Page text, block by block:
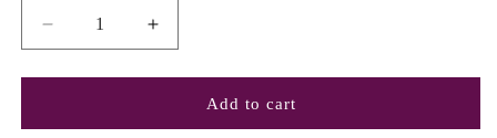
Decrease
quantity
for
bon
Increase
quantity
for
bon
Add to cart